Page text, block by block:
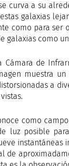
curva a su
galaxias
como para ser
galaxias como
Cámara de
muestra
a
como
luz posible
de